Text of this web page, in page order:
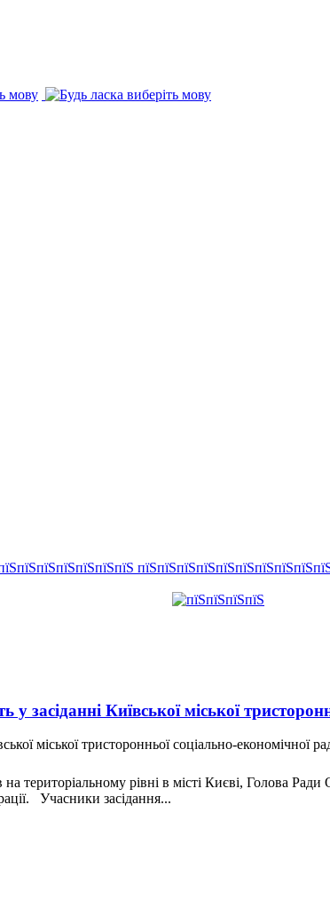
засіданні Київської міської
міської тристоронньої соціально-
територіальному рівні в місті Києві, Голова
Учасники засідання...